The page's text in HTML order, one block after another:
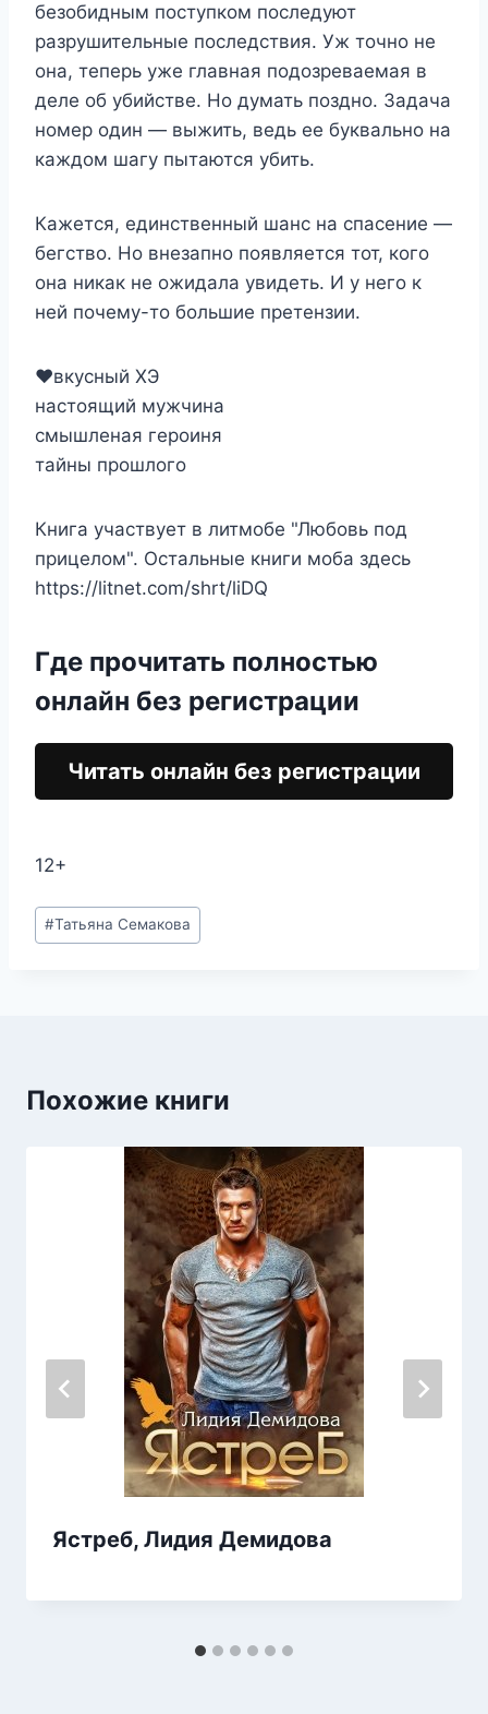
безобидным поступком последуют
разрушительные последствия. Уж точно не
она, теперь уже главная подозреваемая в
деле об убийстве. Но думать поздно. Задача
номер один — выжить, ведь ее буквально на
каждом шагу пытаются убить.
Кажется, единственный шанс на спасение —
бегство. Но внезапно появляется тот, кого
она никак не ожидала увидеть. И у него к
ней почему-то большие претензии.
‍❤️‍вкусный ХЭ
настоящий мужчина
смышленая героиня
тайны прошлого
Книга участвует в литмобе "Любовь под
прицелом". Остальные книги моба здесь
https://litnet.com/shrt/liDQ
Где прочитать полностью
онлайн без регистрации
Читать онлайн без регистрации
12+
Метки
записи:
#Татьяна Семакова
Похожие книги
Ястреб, Лидия Демидова